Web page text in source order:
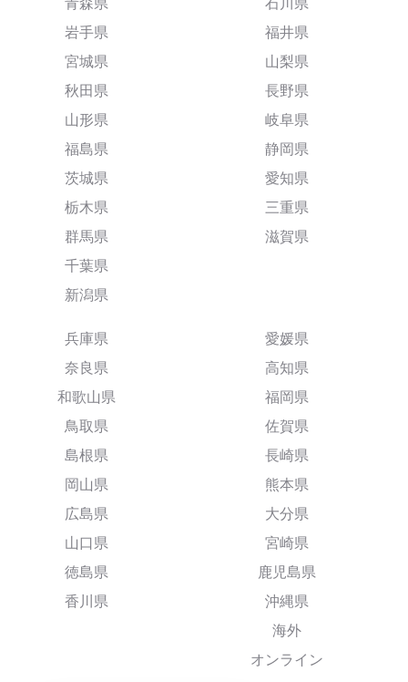
青森県
岩手県
宮城県
秋田県
山形県
福島県
茨城県
栃木県
群馬県
千葉県
新潟県
石川県
福井県
山梨県
長野県
岐阜県
静岡県
愛知県
三重県
滋賀県
兵庫県
奈良県
和歌山県
鳥取県
島根県
岡山県
広島県
山口県
徳島県
香川県
愛媛県
高知県
福岡県
佐賀県
長崎県
熊本県
大分県
宮崎県
鹿児島県
沖縄県
海外
オンライン